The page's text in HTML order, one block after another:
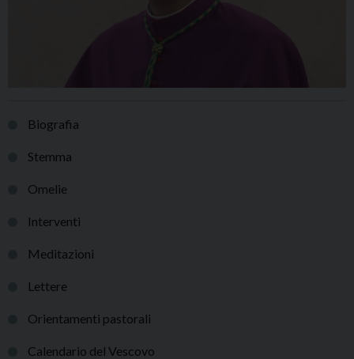
Biografia
Stemma
Omelie
Interventi
Meditazioni
Lettere
Orientamenti pastorali
Calendario del Vescovo